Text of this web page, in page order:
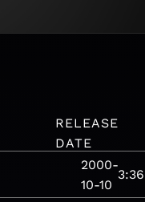
RELEASE
DATE
2000-
10-10
3:36